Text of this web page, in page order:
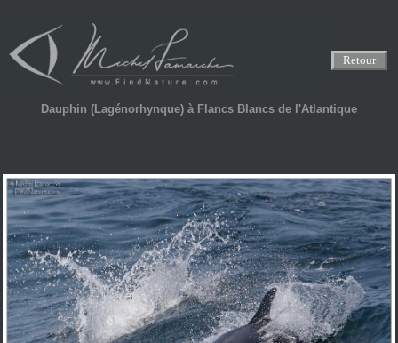
Retour
Dauphin (Lagénorhynque) à Flancs Blancs de l'Atlantique